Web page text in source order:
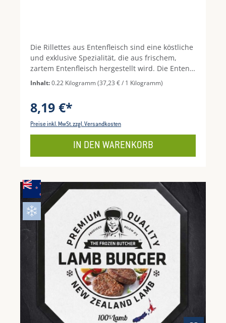
Die Rillettes aus Entenfleisch sind eine köstliche
und exklusive Spezialität, die aus frischem,
zartem Entenfleisch hergestellt wird. Die Enten
werden auf traditionelle Art und Weise
zubereitet und in kleinen Mengen verarbeitet,
Textur zu garantieren. Die Rillettes sind eine
klassische Delikatesse aus Frankreich, die als
können. Sie eignen sich hervorragend für
Inhalt:0.22 Kilogramm(37,23 € / 1 Kilogramm)
8,19 €*
Preise inkl. MwSt. zzgl. Versandkosten
IN DEN WARENKORB